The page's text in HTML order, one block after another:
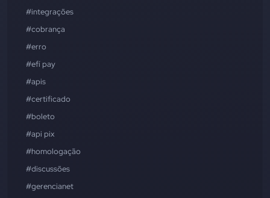
#integrações
#cobrança
#erro
#efí pay
#apis
#certificado
#boleto
#api pix
#homologação
#discussões
#gerencianet